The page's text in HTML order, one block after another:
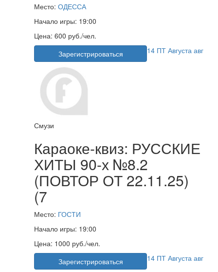
Место: ОДЕССА
Начало игры: 19:00
Цена: 600 руб./чел.
Зарегистрироваться
14 ПТ Августа авг
Смузи
Караоке-квиз: РУССКИЕ
ХИТЫ 90-х №8.2
(ПОВТОР ОТ 22.11.25)
(7
Место: ГОСТИ
Начало игры: 19:00
Цена: 1000 руб./чел.
Зарегистрироваться
14 ПТ Августа авг